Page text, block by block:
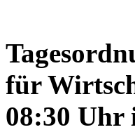
für
08:30 Uhr